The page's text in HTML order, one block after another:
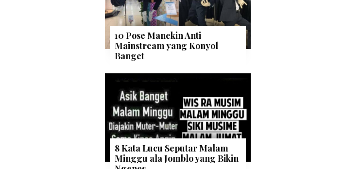
10 Pose Manekin Anti
Mainstream yang Konyol
Banget
8 Kata Lucu Seputar Malam
Minggu ala Jomblo yang Bikin